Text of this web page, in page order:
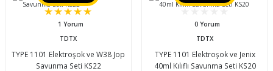
1 Yorum
TDTX
TYPE 1101 Elektroşok ve W38 Jop
Savunma Seti KS22
0 Yorum
TDTX
TYPE 1101 Elektroşok ve Jenix
40ml Kılıflı Savunma Seti KS20